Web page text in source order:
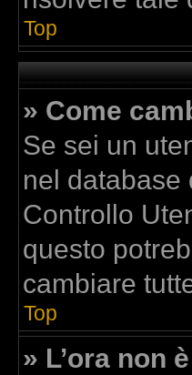
Top
» Come
Se sei un
nel database
Controllo
questo
cambiare
Top
» L’ora non